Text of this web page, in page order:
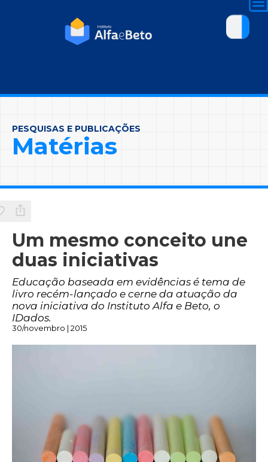
PESQUISAS E PUBLICAÇÕES
Matérias
Um mesmo conceito une
duas iniciativas
Educação baseada em evidências é tema de
livro recém-lançado e cerne da atuação da
nova iniciativa do Instituto Alfa e Beto, o
IDados.
30/novembro | 2015